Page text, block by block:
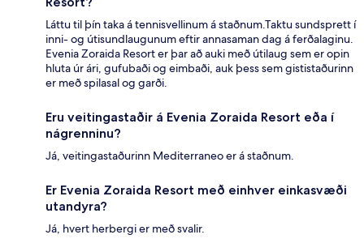
Láttu til þín taka á tennisvellinum á staðnum.Taktu sundsprett í
inni- og útisundlaugunum eftir annasaman dag á ferðalaginu.
Evenia Zoraida Resort er þar að auki með útilaug sem er opin
hluta úr ári, gufubaði og eimbaði, auk þess sem gististaðurinn
er með spilasal og garði.
Eru veitingastaðir á Evenia Zoraida Resort eða í
nágrenninu?
Já, veitingastaðurinn Mediterraneo er á staðnum.
Er Evenia Zoraida Resort með einhver einkasvæði
utandyra?
Já, hvert herbergi er með svalir.